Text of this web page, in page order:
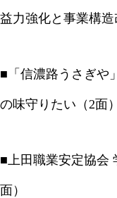
益力強化と事業構造
■「信濃路うさぎや
の味守りたい（2面）
■上田職業安定協会
面）